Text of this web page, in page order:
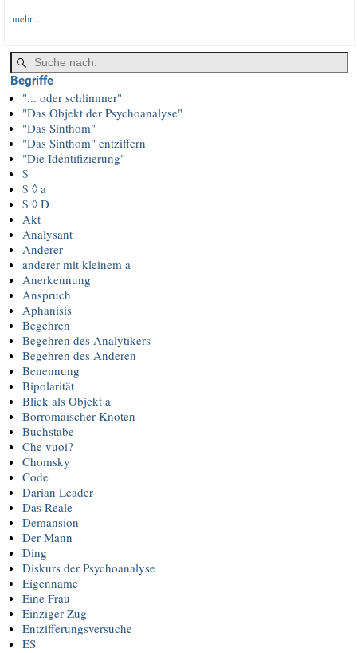
mehr…
Begriffe
"... oder schlimmer"
"Das Objekt der Psychoanalyse"
"Das Sinthom"
"Das Sinthom" entziffern
"Die Identifizierung"
$
$ ◊ a
$ ◊ D
Akt
Analysant
Anderer
anderer mit kleinem a
Anerkennung
Anspruch
Aphanisis
Begehren
Begehren des Analytikers
Begehren des Anderen
Benennung
Bipolarität
Blick als Objekt a
Borromäischer Knoten
Buchstabe
Che vuoi?
Chomsky
Code
Darian Leader
Das Reale
Demansion
Der Mann
Ding
Diskurs der Psychoanalyse
Eigenname
Eine Frau
Einziger Zug
Entzifferungsversuche
ES